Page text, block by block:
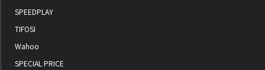
SPEEDPLAY
TIFOSI
Wahoo
SPECIAL PRICE